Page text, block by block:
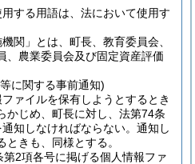
する用語は、法において使用す
関」とは、町長、教育委員会、
、農業委員会及び固定資産評価
に関する事前通知)
ァイルを保有しようとするとき
かじめ、町長に対し、法第74条
知しなければならない。 通知し
きも、同様とする。
2項各号に掲げる個人情報ファ